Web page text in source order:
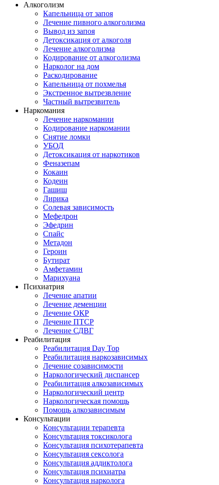
Алкоголизм
Капельница от запоя
Лечение пивного алкоголизма
Вывод из запоя
Детоксикация от алкоголя
Лечение алкоголизма
Кодирование от алкоголизма
Нарколог на дом
Раскодирование
Капельница от похмелья
Экстренное вытрезвление
Частный вытрезвитель
Наркомания
Лечение наркомании
Кодирование наркомании
Снятие ломки
УБОД
Детоксикация от наркотиков
Феназепам
Кокаин
Кодеин
Гашиш
Лирика
Солевая зависимость
Мефедрон
Эфедрин
Спайс
Метадон
Героин
Бутират
Амфетамин
Марихуана
Психиатрия
Лечение апатии
Лечение деменции
Лечение ОКР
Лечение ПТСР
Лечение СДВГ
Реабилитация
Реабилитация Day Top
Реабилитация наркозависимых
Лечение созависимости
Наркологический диспансер
Реабилитация алкозависимых
Наркологический центр
Наркологическая помощь
Помощь алкозависимым
Консультации
Консультации терапевта
Консультация токсиколога
Консультация психотерапевта
Консультация сексолога
Консультация аддиктолога
Консультация психиатра
Консультация нарколога